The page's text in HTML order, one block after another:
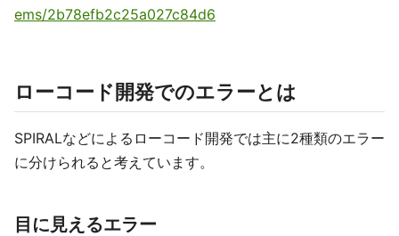
ems/2b78efb2c25a027c84d6
ローコード開発でのエラーとは
SPIRALなどによるローコード開発では主に2種類のエラー
に分けられると考えています。
目に見えるエラー